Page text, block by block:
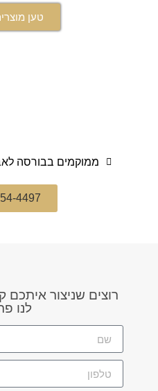
טען
ממוקמים בבורסה
4497
רוצים שניצור
לנו